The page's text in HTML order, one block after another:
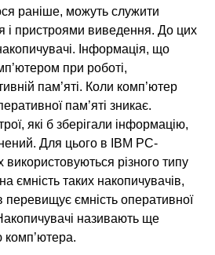
раніше, можуть служити
і пристроями виведення. До цих
Інформація, що
при роботі,
пам’яті. Коли комп’ютер
пам’яті зникає.
які б зберігали інформацію,
Для цього в ІВМ РС-
використовуються різного типу
ємність таких накопичувачів,
перевищує ємність оперативної
називають ще
комп’ютера.